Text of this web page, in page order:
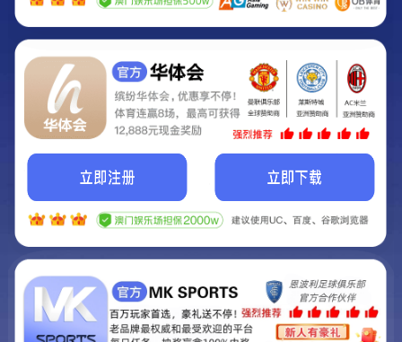
Hey Guys!
我们即将上线啦...
我们的网站正在建设.
它将是非常棒的网站.
联系我们!